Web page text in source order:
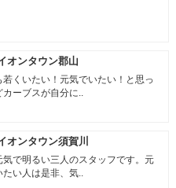
オンタウン郡山
若くいたい！元気でいたい！と思っ
カーブスが自分に..
オンタウン須賀川
気で明るい三人のスタッフです。元
たい人は是非、気..